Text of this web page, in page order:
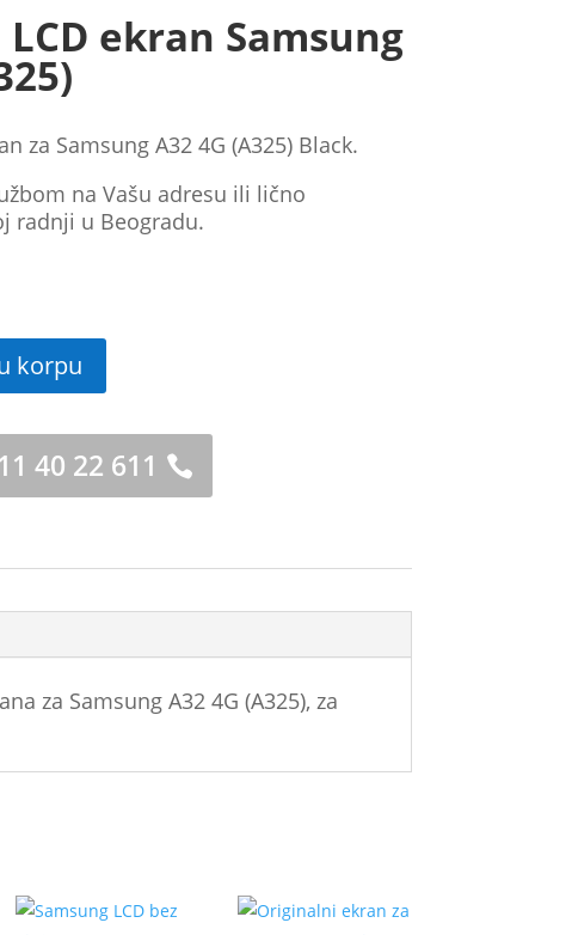
ekran Samsung
za Samsung A32 4G (A325) Black.
na Vašu adresu ili lično
radnji u Beogradu.
korpu
40 22 611
za Samsung A32 4G (A325), za